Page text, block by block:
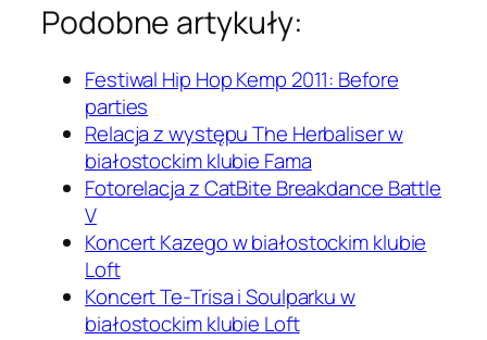
Podobne artykuły:
Festiwal Hip Hop Kemp 2011: Before
parties
Relacja z występu The Herbaliser w
białostockim klubie Fama
Fotorelacja z CatBite Breakdance Battle
V
Koncert Kazego w białostockim klubie
Loft
Koncert Te-Trisa i Soulparku w
białostockim klubie Loft